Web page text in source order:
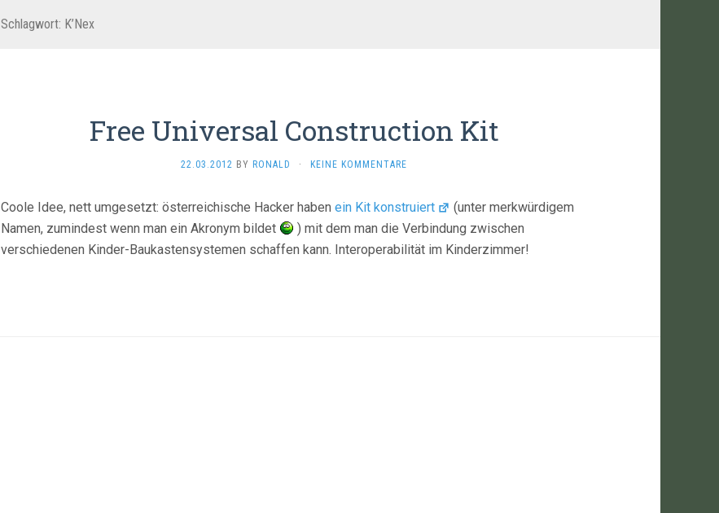
Schlagwort: K’Nex
Free Universal Construction Kit
22.03.2012 BY RONALD · KEINE KOMMENTARE
Coole Idee, nett umgesetzt: österreichische Hacker haben ein Kit konstruiert
(unter merkwürdigem
Namen, zumindest wenn man ein Akronym bildet
) mit dem man die Verbindung zwischen
verschiedenen Kinder-Baukastensystemen schaffen kann. Interoperabilität im Kinderzimmer!